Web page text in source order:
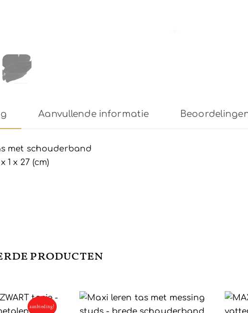
Aanvullende informatie
met schouderband
1 x 27 (cm)
producten
aanbieding!